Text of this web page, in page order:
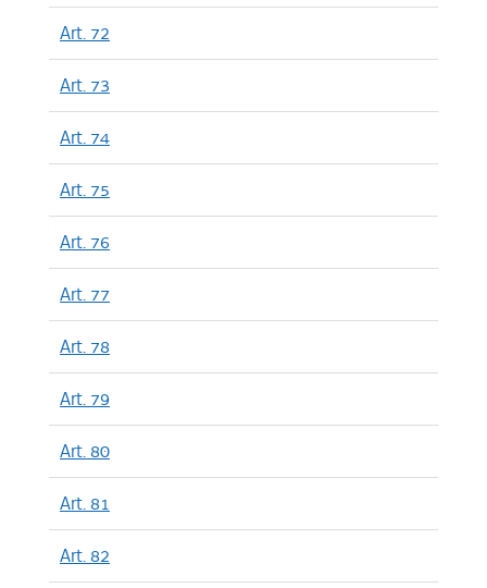
Art. 72
Art. 73
Art. 74
Art. 75
Art. 76
Art. 77
Art. 78
Art. 79
Art. 80
Art. 81
Art. 82